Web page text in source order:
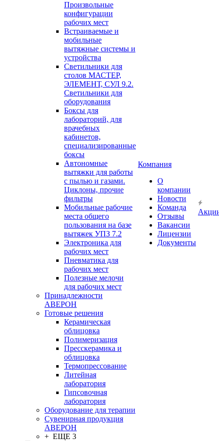
Произвольные
конфигурации
рабочих мест
Встраиваемые и
мобильные
вытяжные системы и
устройства
Светильники для
столов МАСТЕР,
ЭЛЕМЕНТ, СУЛ 9.2.
Светильники для
оборудования
Боксы для
лабораторий, для
врачебных
кабинетов,
специализированные
боксы
Автономные
вытяжки для работы
с пылью и газами.
Циклоны, прочие
фильтры
Мобильные рабочие
места общего
пользования на базе
вытяжек УПЗ 7.2
Электроника для
рабочих мест
Пневматика для
рабочих мест
Полезные мелочи
для рабочих мест
Принадлежности
АВЕРОН
Готовые решения
Керамическая
облицовка
Полимеризация
Пресскерамика и
облицовка
Термопрессование
Литейная
лаборатория
Гипсовочная
лаборатория
Оборудование для терапии
Сувенирная продукция
АВЕРОН
+ ЕЩЕ 3
Компания
О
компании
Новости
Команда
Отзывы
Вакансии
Лицензии
Документы